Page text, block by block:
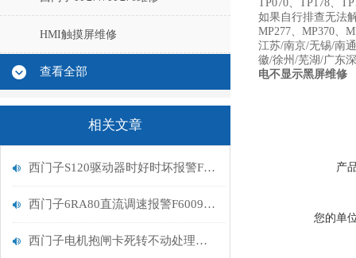
HMI触摸屏维修
查看全部
相关文章
西门子S120驱动器时好时坏报警F30005过载维修处理
西门子6RA80直流调速报警F60096检测维修
西门子电机抱闸卡死转不动处理判断维修
TP070、TP178、
如果自行排查无法
MP277、MP370、
江苏/南京/无锡/南
徽/徐州/芜湖/广东
电不显示黑屏维修
产
您的单